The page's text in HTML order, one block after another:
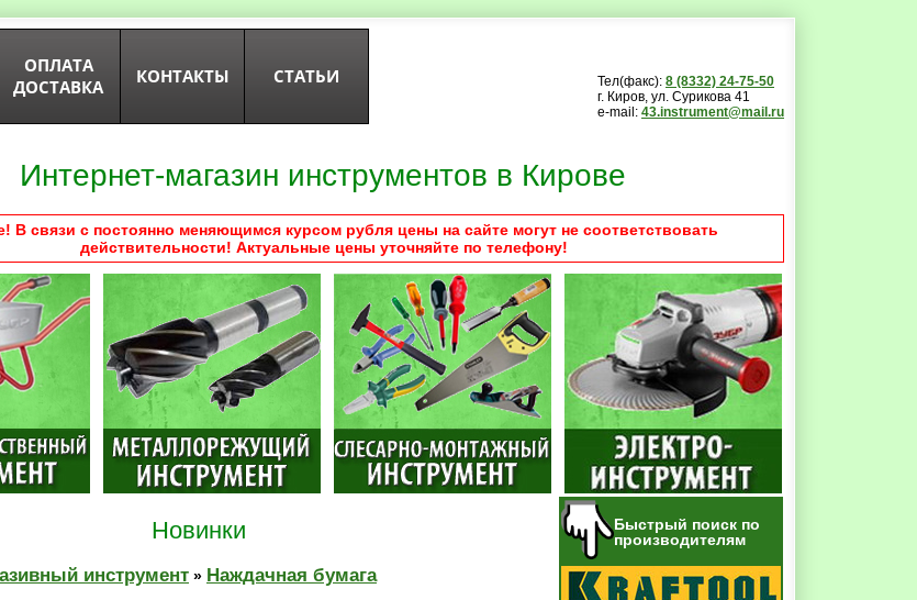
ОПЛАТА
ДОСТАВКА
КОНТАКТЫ СТАТЬИ Тел(факс): 8 (8332) 24-75-50
г. Киров, ул. Сурикова 41
e-mail: 43.instrument@mail.ru
Интернет-магазин инструментов в Кирове
В связи с постоянно меняющимся курсом рубля цены на сайте могут не соответствовать
действительности! Актуальные цены уточняйте по телефону!
Быстрый поиск по
производителям
Новинки
инструмент » Наждачная бумага